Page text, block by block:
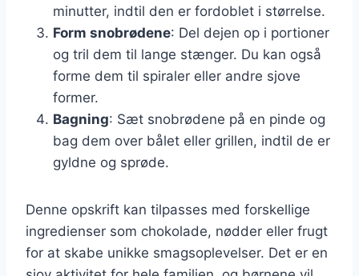
minutter, indtil den er fordoblet i størrelse.
Form snobrødene: Del dejen op i portioner
og tril dem til lange stænger. Du kan også
forme dem til spiraler eller andre sjove
former.
Bagning: Sæt snobrødene på en pinde og
bag dem over bålet eller grillen, indtil de er
gyldne og sprøde.
Denne opskrift kan tilpasses med forskellige
ingredienser som chokolade, nødder eller frugt
for at skabe unikke smagsoplevelser. Det er en